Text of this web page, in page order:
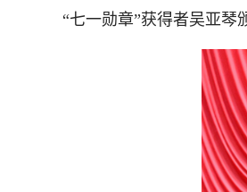
“七一勋章”获得者吴亚琴